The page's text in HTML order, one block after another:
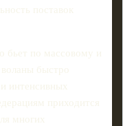
поставок
бьет по массовому и
быстро
интенсивных
приходится
многих